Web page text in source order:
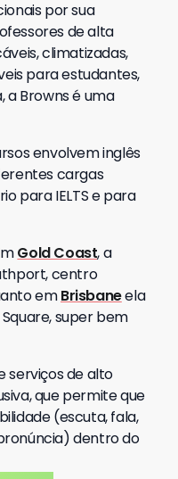
por sua
de alta
climatizadas,
para estudantes,
a Browns é uma
envolvem inglês
cargas
para IELTS e para
Gold Coast, a
centro
emBrisbaneela
super bem
serviços de alto
que permite que
(escuta, fala,
dentro do